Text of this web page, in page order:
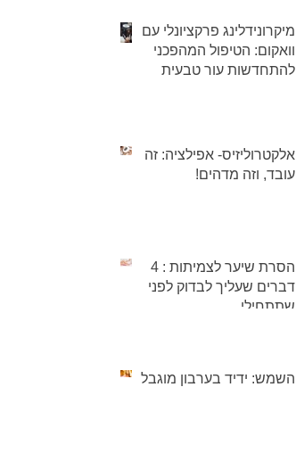
מיקרונידלינג פרקציונלי עם
וואקום: הטיפול המהפכני
להתחדשות עור טבעית
אלקטרוליזיס- אפילציה: זה
עובד, וזה מדהים!
הסרת שיער לצמיתות : 4
דברים שעליך לבדוק לפני
שתתחילי
השמש: ידיד בערבון מוגבל